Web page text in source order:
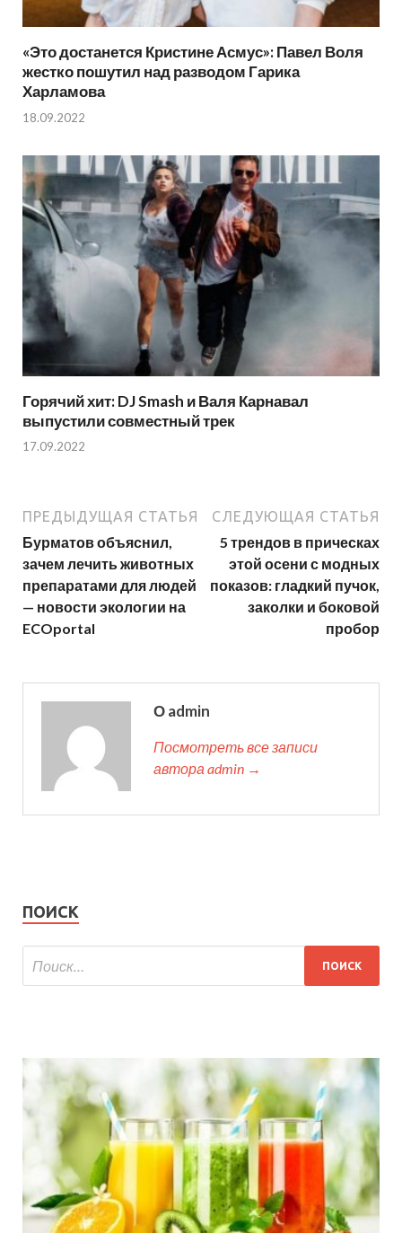
«Это достанется Кристине Асмус»: Павел Воля
жестко пошутил над разводом Гарика
Харламова
18.09.2022
Горячий хит: DJ Smash и Валя Карнавал
выпустили совместный трек
17.09.2022
ПРЕДЫДУЩАЯ СТАТЬЯ
Бурматов объяснил,
зачем лечить животных
препаратами для людей
— новости экологии на
ECOportal
СЛЕДУЮЩАЯ СТАТЬЯ
5 трендов в прическах
этой осени с модных
показов: гладкий пучок,
заколки и боковой
пробор
О admin
Посмотреть все записи
автора admin →
ПОИСК